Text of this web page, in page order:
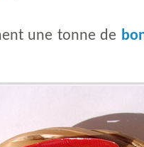
une tonne de